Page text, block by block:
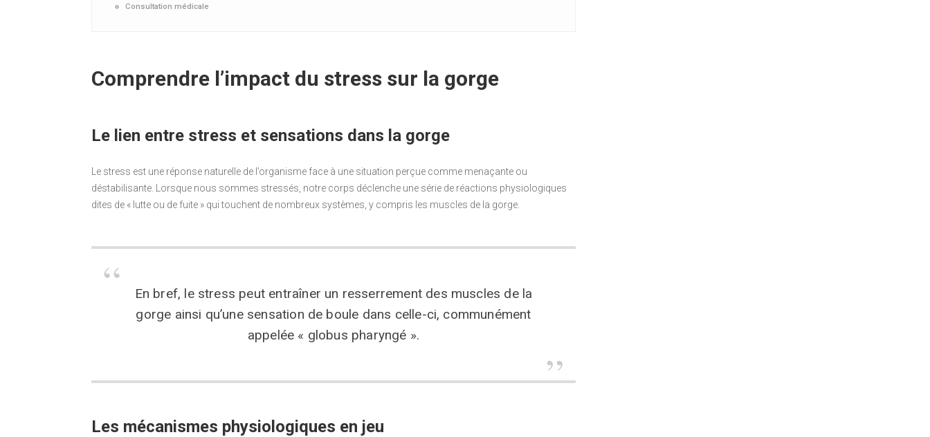
Consultation médicale
Comprendre l’impact du stress sur la gorge
Le lien entre stress et sensations dans la gorge
Le stress est une réponse naturelle de l’organisme face à une situation perçue comme menaçante ou
déstabilisante. Lorsque nous sommes stressés, notre corps déclenche une série de réactions physiologiques
dites de « lutte ou de fuite » qui touchent de nombreux systèmes, y compris les muscles de la gorge.
En bref, le stress peut entraîner un resserrement des muscles de la
gorge ainsi qu’une sensation de boule dans celle-ci, communément
appelée « globus pharyngé ».
Les mécanismes physiologiques en jeu